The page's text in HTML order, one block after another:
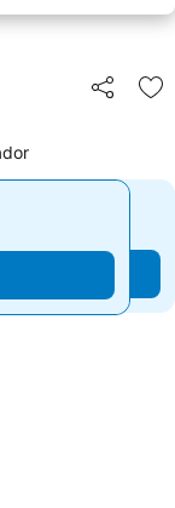
Compartir